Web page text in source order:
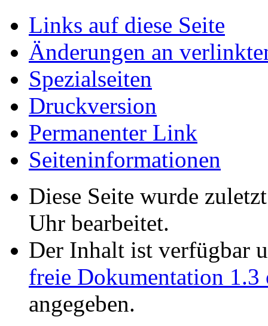
Links auf diese Seite
Änderungen an
Spezialseiten
Druckversion
Permanenter Link
Seiten­informationen
Diese Seite wurde
Uhr bearbeitet.
Der Inhalt ist verfügbar
freie Dokumentation 1.3
angegeben.